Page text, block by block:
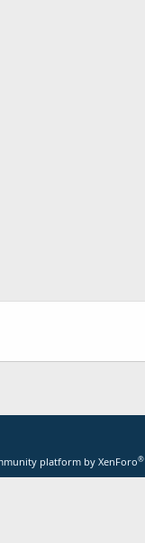
platform by XenForo®